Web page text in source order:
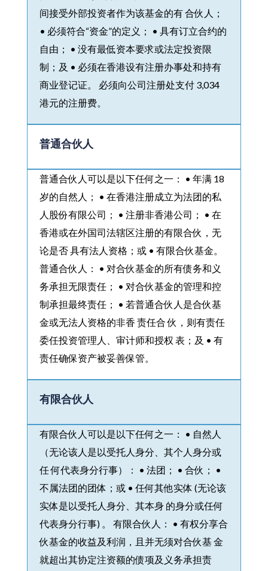
间接受外部投资者作为该基金的有 合伙人；
• 必须符合“资金”的定义； • 具有订立合约的
自由； • 没有最低资本要求或法定投资限
制；及 • 必须在香港设有注册办事处和持有
商业登记证。 必须向公司注册处支付 3,034
港元的注册费。
普通合伙人
普通合伙人可以是以下任何之一： • 年满 18
岁的自然人； • 在香港注册成立为法团的私
人股份有限公司； • 注册非香港公司； • 在
香港或在外国司法辖区注册的有限合伙，无
论是否 具有法人资格；或 • 有限合伙基金。
普通合伙人： • 对合伙基金的所有债务和义
务承担无限责任； • 对合伙基金的管理和控
制承担最终责任； • 若普通合伙人是合伙基
金或无法人资格的非香 责任合 伙，则有责任
委任投资管理人、审计师和授权 表；及 • 有
责任确保资产被妥善保管。
有限合伙人
有限合伙人可以是以下任何之一： • 自然人
（无论该人是以受托人身分、其个人身分或
任 何代表身分行事）： • 法团； • 合伙； •
不属法团的团体；或 • 任何其他实体 (无论该
实体是以受托人身分、其本身 的身分或任何
代表身分行事) 。 有限合伙人： • 有权分享合
伙基金的收益及利润，且并无须对合伙基 金
就超出其协定注资额的债项及义务承担责